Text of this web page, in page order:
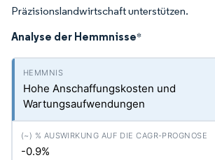
Präzisionslandwirtschaft unterstützen.
Analyse der Hemmnisse*
Hohe Anschaffungskosten und
Wartungsaufwendungen
-0.9%